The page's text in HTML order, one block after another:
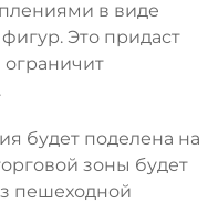
в виде
Это придаст
ограничит
будет поделена на
зоны будет
пешеходной